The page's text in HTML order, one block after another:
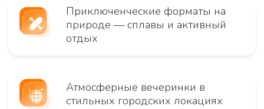
Мы решаем конкретные задачи через
нестандартные форматы: